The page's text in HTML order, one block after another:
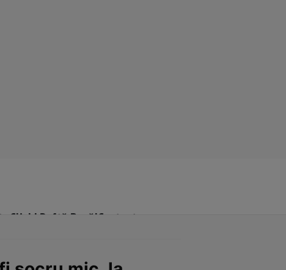
Click! Poftă Bună!Contact